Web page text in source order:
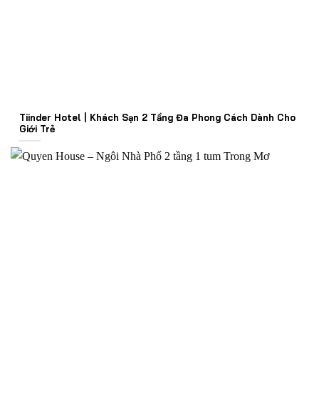
Tiinder Hotel | Khách Sạn 2 Tầng Đa Phong Cách Dành Cho
Giới Trẻ